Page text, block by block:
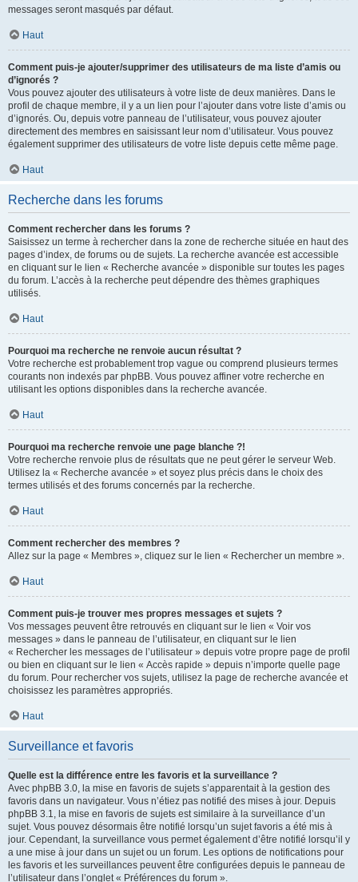
messages seront masqués par défaut.
Haut
Comment puis-je ajouter/supprimer des utilisateurs de ma liste d’amis ou
d’ignorés ?
Vous pouvez ajouter des utilisateurs à votre liste de deux manières. Dans le
profil de chaque membre, il y a un lien pour l’ajouter dans votre liste d’amis ou
d’ignorés. Ou, depuis votre panneau de l’utilisateur, vous pouvez ajouter
directement des membres en saisissant leur nom d’utilisateur. Vous pouvez
également supprimer des utilisateurs de votre liste depuis cette même page.
Haut
Recherche dans les forums
Comment rechercher dans les forums ?
Saisissez un terme à rechercher dans la zone de recherche située en haut des
pages d’index, de forums ou de sujets. La recherche avancée est accessible
en cliquant sur le lien « Recherche avancée » disponible sur toutes les pages
du forum. L’accès à la recherche peut dépendre des thèmes graphiques
utilisés.
Haut
Pourquoi ma recherche ne renvoie aucun résultat ?
Votre recherche est probablement trop vague ou comprend plusieurs termes
courants non indexés par phpBB. Vous pouvez affiner votre recherche en
utilisant les options disponibles dans la recherche avancée.
Haut
Pourquoi ma recherche renvoie une page blanche ?!
Votre recherche renvoie plus de résultats que ne peut gérer le serveur Web.
Utilisez la « Recherche avancée » et soyez plus précis dans le choix des
termes utilisés et des forums concernés par la recherche.
Haut
Comment rechercher des membres ?
Allez sur la page « Membres », cliquez sur le lien « Rechercher un membre ».
Haut
Comment puis-je trouver mes propres messages et sujets ?
Vos messages peuvent être retrouvés en cliquant sur le lien « Voir vos
messages » dans le panneau de l’utilisateur, en cliquant sur le lien
« Rechercher les messages de l’utilisateur » depuis votre propre page de profil
ou bien en cliquant sur le lien « Accès rapide » depuis n’importe quelle page
du forum. Pour rechercher vos sujets, utilisez la page de recherche avancée et
choisissez les paramètres appropriés.
Haut
Surveillance et favoris
Quelle est la différence entre les favoris et la surveillance ?
Avec phpBB 3.0, la mise en favoris de sujets s’apparentait à la gestion des
favoris dans un navigateur. Vous n’étiez pas notifié des mises à jour. Depuis
phpBB 3.1, la mise en favoris de sujets est similaire à la surveillance d’un
sujet. Vous pouvez désormais être notifié lorsqu’un sujet favoris a été mis à
jour. Cependant, la surveillance vous permet également d’être notifié lorsqu’il y
a une mise à jour dans un sujet ou un forum. Les options de notifications pour
les favoris et les surveillances peuvent être configurées depuis le panneau de
l’utilisateur dans l’onglet « Préférences du forum ».